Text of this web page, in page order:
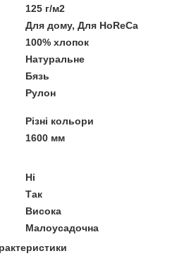
125 г/м2
Для дому, Для HoReCa
100% хлопок
Натуральне
Бязь
Рулон
Різні кольори
1600 мм
Ні
Так
Висока
Малоусадочна